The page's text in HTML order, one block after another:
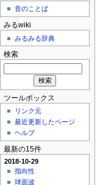
音のことば
みるwiki
みるみる辞典
検索
ツールボックス
リンク元
最近更新したページ
ヘルプ
最新の15件
2018-10-29
指向性
球面波